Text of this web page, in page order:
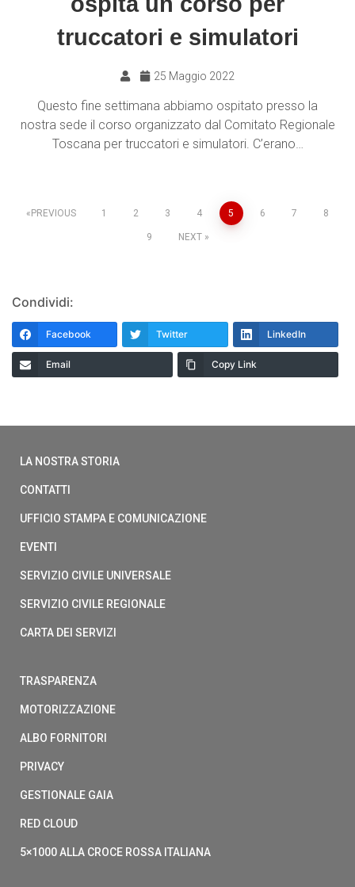
truccatori e simulatori
25 Maggio 2022
Questo fine settimana abbiamo ospitato presso la
nostra sede il corso organizzato dal Comitato Regionale
Toscana per truccatori e simulatori. C’erano…
PREVIOUS 1 2 3 4 5 6 7 8
9 NEXT
Condividi:
Facebook Twitter LinkedIn
Email Copy Link
LA NOSTRA STORIA
CONTATTI
UFFICIO STAMPA E COMUNICAZIONE
EVENTI
SERVIZIO CIVILE UNIVERSALE
SERVIZIO CIVILE REGIONALE
CARTA DEI SERVIZI
TRASPARENZA
MOTORIZZAZIONE
ALBO FORNITORI
PRIVACY
GESTIONALE GAIA
RED CLOUD
5×1000 ALLA CROCE ROSSA ITALIANA